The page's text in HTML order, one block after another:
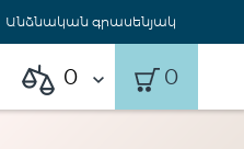
Անձնական գրասենյակ
0 0